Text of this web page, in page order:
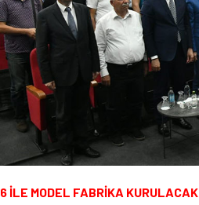
6 İLE MODEL FABRİKA KURULACAK